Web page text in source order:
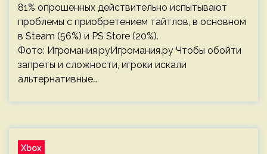
81% опрошенных действительно испытывают
проблемы с приобретением тайтлов, в основном
в Steam (56%) и PS Store (20%).
Фото: Игромания.руИгромания.ру Чтобы обойти
запреты и сложности, игроки искали
альтернативные…
Xbox